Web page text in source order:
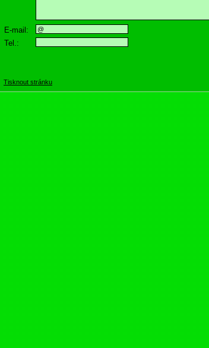
E-mail:
Tel.:
Tisknout stránku